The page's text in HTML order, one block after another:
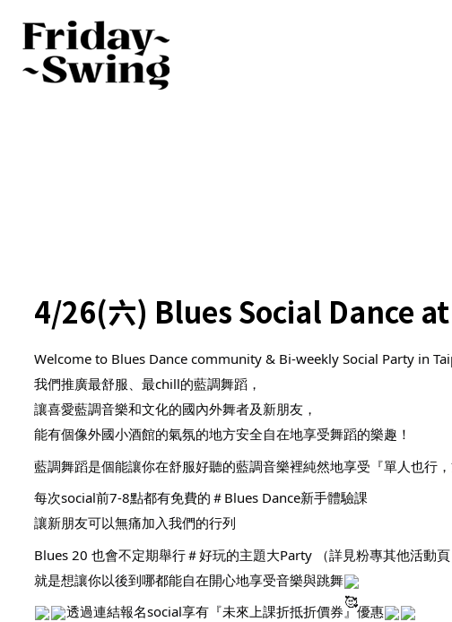
4/26(六) Blues Social Dance at
Welcome to Blues Dance community & Bi-weekly Social Party in
我們推廣最舒服、最chill的藍調舞蹈，
讓喜愛藍調音樂和文化的國內外舞者及新朋友，
能有個像外國小酒館的氣氛的地方安全自在地享受舞蹈的樂趣！
藍調舞蹈是個能讓你在舒服好聽的藍調音樂裡純然地享受『單人也行
每次social前7-8點都有免費的＃Blues Dance新手體驗課
讓新朋友可以無痛加入我們的行列
Blues 20 也會不定期舉行＃好玩的主題大Party （詳見粉專其他活動
就是想讓你以後到哪都能自在開心地享受音樂與跳舞
透過連結報名social享有『未來上課折抵折價券』優惠